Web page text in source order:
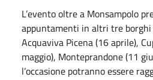
L’evento oltre a Monsampolo
appuntamenti in altri tre borghi
Acquaviva Picena (16 aprile),
maggio), Monteprandone (11
l’occasione potranno essere